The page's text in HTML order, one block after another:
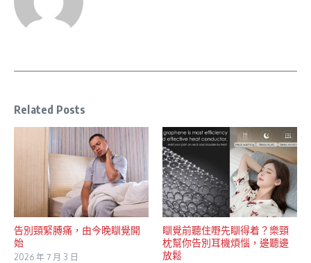
Related Posts
告別頸緊膊痛，由今晚瞓覺開
始
2026 年 7 月 3 日
瞓覺前聽住嘢先瞓得着？樂頸
枕幫你告別耳機煩惱，邊聽邊
放鬆